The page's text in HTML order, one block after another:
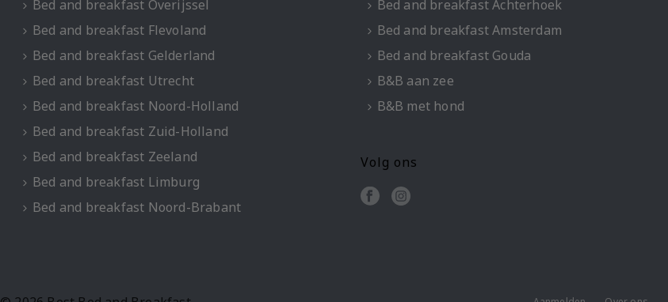
Bed and breakfast Overijssel
Bed and breakfast Flevoland
Bed and breakfast Gelderland
Bed and breakfast Utrecht
Bed and breakfast Noord-Holland
Bed and breakfast Zuid-Holland
Bed and breakfast Zeeland
Bed and breakfast Limburg
Bed and breakfast Noord-Brabant
Bed and breakfast Achterhoek
Bed and breakfast Amsterdam
Bed and breakfast Gouda
B&B aan zee
B&B met hond
Volg ons